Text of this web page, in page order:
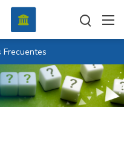
Frecuentes